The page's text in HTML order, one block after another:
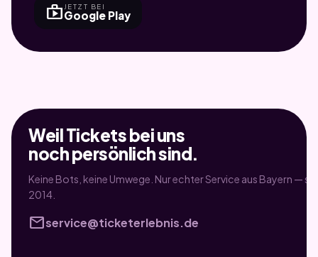
shop JETZT BEI
Google Play
Weil Tickets bei uns
noch persönlich sind.
Keine Bots, keine Umwege. Nur echter Service aus Bayern —
2014.
mailservice@ticketerlebnis.de